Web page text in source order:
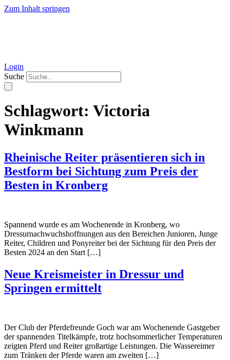
Zum Inhalt springen
Login
Suche
Schlagwort: Victoria
Winkmann
Rheinische Reiter präsentieren sich in
Bestform bei Sichtung zum Preis der
Besten in Kronberg
Spannend wurde es am Wochenende in Kronberg, wo
Dressurnachwuchshoffnungen aus den Bereichen Junioren, Junge
Reiter, Children und Ponyreiter bei der Sichtung für den Preis der
Besten 2024 an den Start […]
Neue Kreismeister in Dressur und
Springen ermittelt
Der Club der Pferdefreunde Goch war am Wochenende Gastgeber
der spannenden Titelkämpfe, trotz hochsommerlicher Temperaturen
zeigten Pferd und Reiter großartige Leistungen. Die Wassereimer
zum Tränken der Pferde waren am zweiten […]